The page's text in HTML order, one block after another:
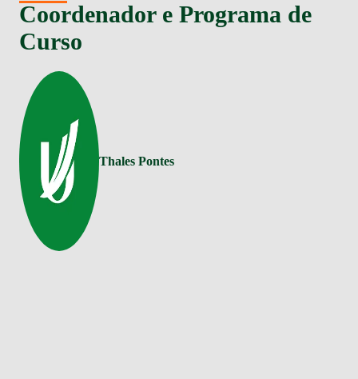
Coordenador e Programa de
Curso
Thales Pontes